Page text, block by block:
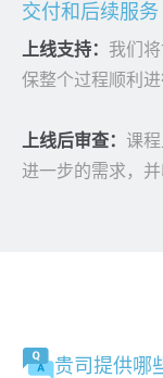
交付和后续服务
上线支持： 我们
保整个过程顺利进
上线后审查： 课
进一步的需求，
贵司提供哪